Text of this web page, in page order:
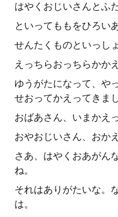
はやくおじいさんとふ
といってももをひろい
せんたくものといっし
えっちらおっちらかか
ゆうがたになって、や
せおってかえってきまし
おばあさん、いまかえ
おやおじいさん、おか
さあ、はやくおあがん
ね。
それはありがたいな。
は。